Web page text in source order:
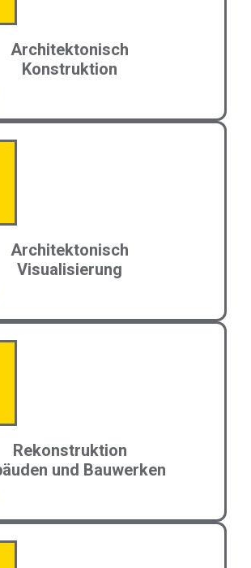
Architektonisch
Konstruktion
Architektonisch
Visualisierung
Rekonstruktion
und Bauwerken